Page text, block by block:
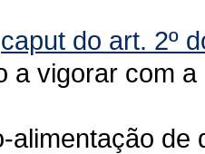
caput do art. 2º
a vigorar com
alimentação de